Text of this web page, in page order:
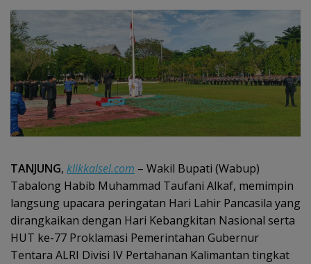
TANJUNG, klikkalsel.com – Wakil Bupati (Wabup)
Tabalong Habib Muhammad Taufani Alkaf, memimpin
langsung upacara peringatan Hari Lahir Pancasila yang
dirangkaikan dengan Hari Kebangkitan Nasional serta
HUT ke-77 Proklamasi Pemerintahan Gubernur
Tentara ALRI Divisi IV Pertahanan Kalimantan tingkat